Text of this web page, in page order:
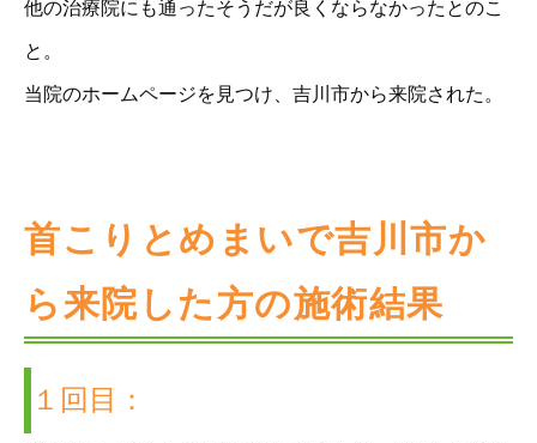
他の治療院にも通ったそうだが良くならなかったとのこ
と。
当院のホームページを見つけ、吉川市から来院された。
首こりとめまいで吉川市か
ら来院した方の施術結果
１回目：